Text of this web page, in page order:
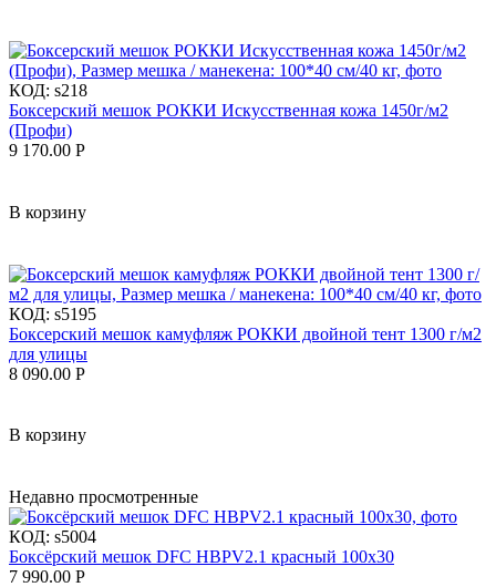
КОД: s218
Боксерский мешок РОККИ Искусственная кожа 1450г/м2
(Профи)
9 170.00 Р
В корзину
КОД: s5195
Боксерский мешок камуфляж РОККИ двойной тент 1300 г/м2
для улицы
8 090.00 Р
В корзину
Недавно просмотренные
КОД: s5004
Боксёрский мешок DFC HBPV2.1 красный 100х30
7 990.00 Р